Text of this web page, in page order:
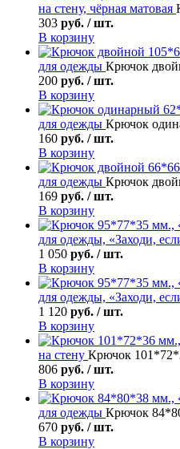
на стену, чёрная матовая
303 руб. / шт.
В корзину
для одежды Крючок
200 руб. / шт.
В корзину
для одежды Крючок
160 руб. / шт.
В корзину
для одежды Крючок
169 руб. / шт.
В корзину
для одежды, «Заходи,
1 050 руб. / шт.
В корзину
для одежды, «Заходи,
1 120 руб. / шт.
В корзину
на стену Крючок
806 руб. / шт.
В корзину
для одежды Крючок
670 руб. / шт.
В корзину